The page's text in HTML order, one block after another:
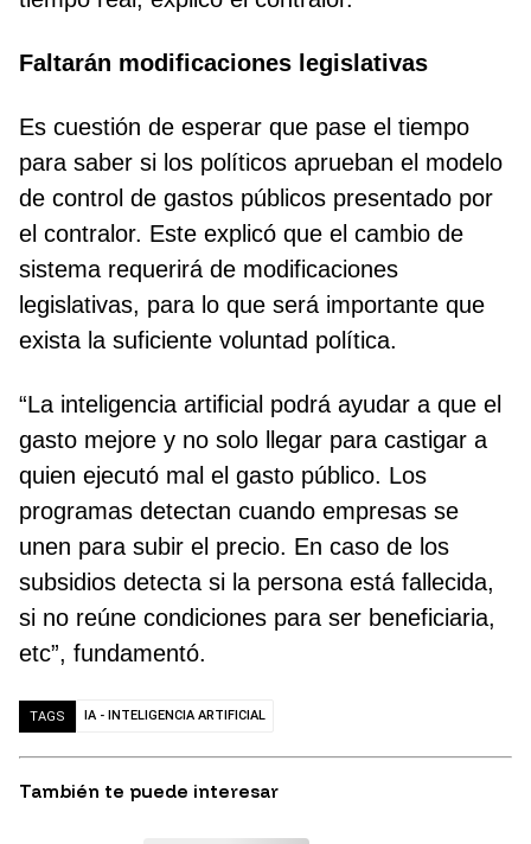
Faltarán modificaciones legislativas
Es cuestión de esperar que pase el tiempo
para saber si los políticos aprueban el modelo
de control de gastos públicos presentado por
el contralor. Este explicó que el cambio de
sistema requerirá de modificaciones
legislativas, para lo que será importante que
exista la suficiente voluntad política.
“La inteligencia artificial podrá ayudar a que el
gasto mejore y no solo llegar para castigar a
quien ejecutó mal el gasto público. Los
programas detectan cuando empresas se
unen para subir el precio. En caso de los
subsidios detecta si la persona está fallecida,
si no reúne condiciones para ser beneficiaria,
etc”, fundamentó.
TAGS IA - INTELIGENCIA ARTIFICIAL
También te puede interesar